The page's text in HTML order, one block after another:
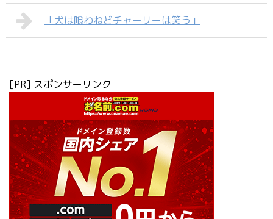
「犬は喰わねどチャーリーは笑う」
[PR] スポンサーリンク